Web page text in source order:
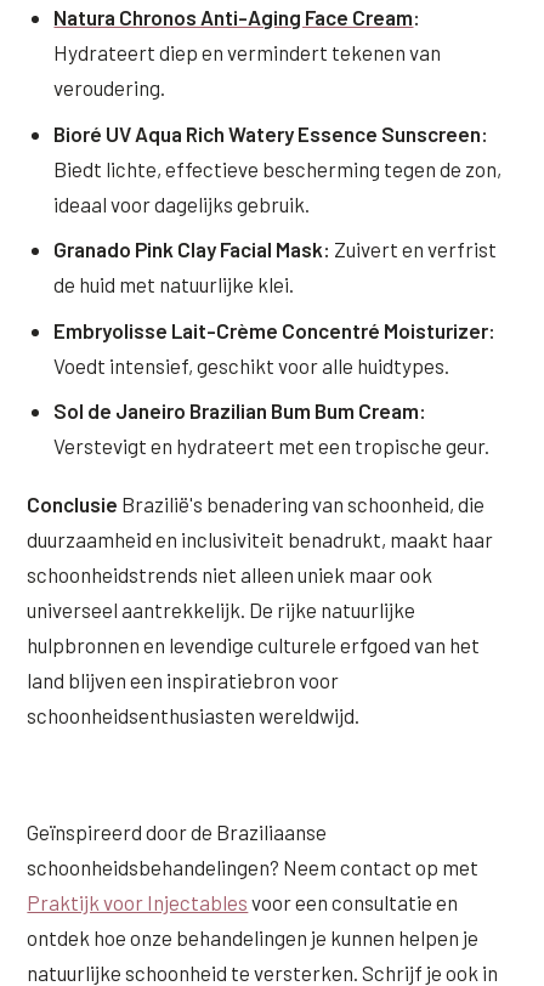
Natura Chronos Anti-Aging Face Cream:
Hydrateert diep en vermindert tekenen van
veroudering.
Bioré UV Aqua Rich Watery Essence Sunscreen:
Biedt lichte, effectieve bescherming tegen de zon,
ideaal voor dagelijks gebruik.
Granado Pink Clay Facial Mask: Zuivert en verfrist
de huid met natuurlijke klei.
Embryolisse Lait-Crème Concentré Moisturizer:
Voedt intensief, geschikt voor alle huidtypes.
Sol de Janeiro Brazilian Bum Bum Cream:
Verstevigt en hydrateert met een tropische geur.
Conclusie Brazilië's benadering van schoonheid, die
duurzaamheid en inclusiviteit benadrukt, maakt haar
schoonheidstrends niet alleen uniek maar ook
universeel aantrekkelijk. De rijke natuurlijke
hulpbronnen en levendige culturele erfgoed van het
land blijven een inspiratiebron voor
schoonheidsenthusiasten wereldwijd.
Geïnspireerd door de Braziliaanse
schoonheidsbehandelingen? Neem contact op met
Praktijk voor Injectables voor een consultatie en
ontdek hoe onze behandelingen je kunnen helpen je
natuurlijke schoonheid te versterken. Schrijf je ook in